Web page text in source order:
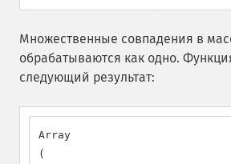
Множественные совпадения в
обрабатываются как одно.
следующий результат:
Array
(